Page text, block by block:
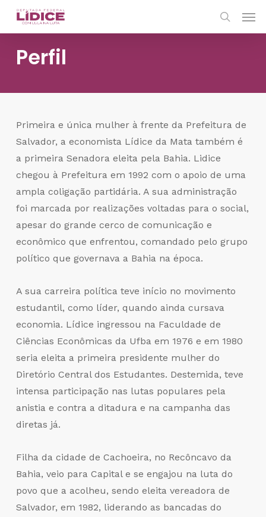
Skip
contentPerfil
Primeira e única mulher à frente da Prefeitura de
Salvador, a economista Lídice da Mata também é
a primeira Senadora eleita pela Bahia. Lidice
chegou à Prefeitura em 1992 com o apoio de uma
ampla coligação partidária. A sua administração
foi marcada por realizações voltadas para o social,
apesar do grande cerco de comunicação e
econômico que enfrentou, comandado pelo grupo
político que governava a Bahia na época.
A sua carreira política teve início no movimento
estudantil, como líder, quando ainda cursava
economia. Lídice ingressou na Faculdade de
Ciências Econômicas da Ufba em 1976 e em 1980
seria eleita a primeira presidente mulher do
Diretório Central dos Estudantes. Destemida, teve
intensa participação nas lutas populares pela
anistia e contra a ditadura e na campanha das
diretas já.
Filha da cidade de Cachoeira, no Recôncavo da
Bahia, veio para Capital e se engajou na luta do
povo que a acolheu, sendo eleita vereadora de
Salvador, em 1982, liderando as bancadas do